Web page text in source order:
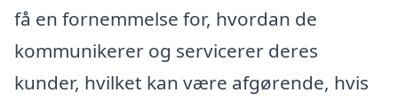
få en fornemmelse for, hvordan de
kommunikerer og servicerer deres
kunder, hvilket kan være afgørende, hvis